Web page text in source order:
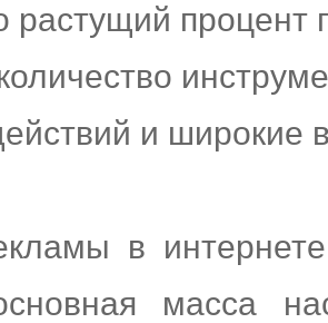
растущий процент
и широкие
в
масса